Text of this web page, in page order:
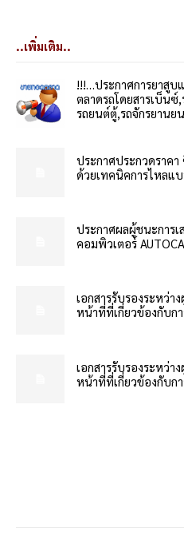
..เพิ่มเติม..
!!!…ประกาศการยาสูบ
ตลาดรถโดยสารเบ็นซ์
รถยนต์ตู้,รถจักรยานย
ประกาศประกวดราค
ด้วยเทคนิคการไหลแ
ประกาศผลผู้ชนะการ
คอมพิวเตอร์
เอกสารรับรองระหว่า
หน้าที่ที่เกี่ยวข้องกับก
เอกสารรับรองระหว่า
หน้าที่ที่เกี่ยวข้องกับกา